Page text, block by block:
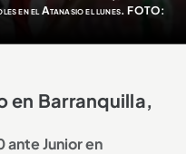
en el Atanasio el lunes. FOTO:
en Barranquilla,
Junior en